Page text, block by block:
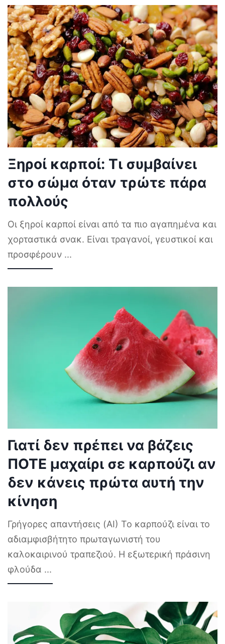
Ξηροί καρποί: Τι συμβαίνει
στο σώμα όταν τρώτε πάρα
πολλούς
Οι ξηροί καρποί είναι από τα πιο αγαπημένα και
χορταστικά σνακ. Είναι τραγανοί, γευστικοί και
προσφέρουν ...
Γιατί δεν πρέπει να βάζεις
ΠΟΤΕ μαχαίρι σε καρπούζι αν
δεν κάνεις πρώτα αυτή την
κίνηση
Γρήγορες απαντήσεις (AI) Το καρπούζι είναι το
αδιαμφισβήτητο πρωταγωνιστή του
καλοκαιρινού τραπεζιού. Η εξωτερική πράσινη
φλούδα ...